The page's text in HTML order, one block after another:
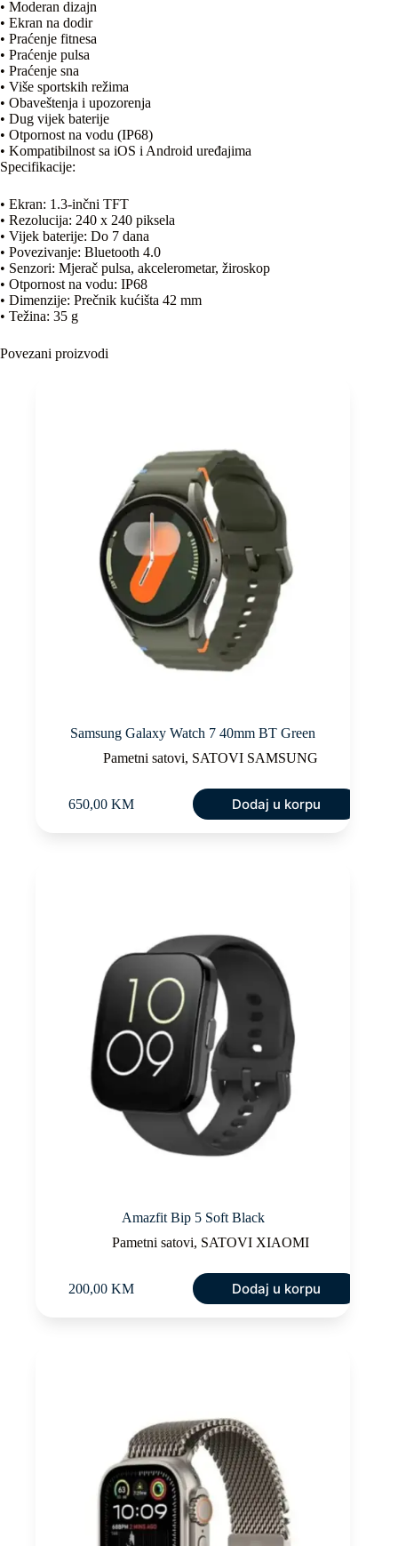
• Moderan dizajn
• Ekran na dodir
• Praćenje fitnesa
• Praćenje pulsa
• Praćenje sna
• Više sportskih režima
• Obaveštenja i upozorenja
• Dug vijek baterije
• Otpornost na vodu (IP68)
• Kompatibilnost sa iOS i Android uređajima
Specifikacije:
• Ekran: 1.3-inčni TFT
• Rezolucija: 240 x 240 piksela
• Vijek baterije: Do 7 dana
• Povezivanje: Bluetooth 4.0
• Senzori: Mjerač pulsa, akcelerometar, žiroskop
• Otpornost na vodu: IP68
• Dimenzije: Prečnik kućišta 42 mm
• Težina: 35 g
Povezani proizvodi
Samsung Galaxy Watch 7 40mm BT Green
Pametni satovi, SATOVI SAMSUNG
650,00 KM Dodaj u korpu
Amazfit Bip 5 Soft Black
Pametni satovi, SATOVI XIAOMI
200,00 KM Dodaj u korpu